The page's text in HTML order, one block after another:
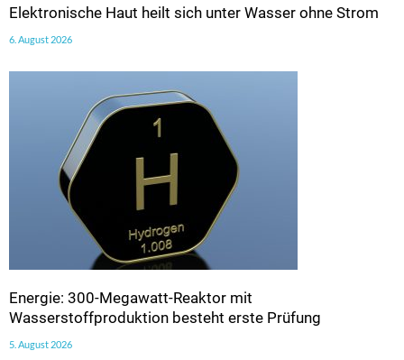
Elektronische Haut heilt sich unter Wasser ohne Strom
6. August 2026
Energie: 300-Megawatt-Reaktor mit
Wasserstoffproduktion besteht erste Prüfung
5. August 2026